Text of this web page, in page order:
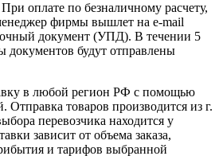
оплате по безналичному расчету,
фирмы вышлет на e-mail
документ (УПД). В течении 5
документов будут отправлены
в любой регион РФ с помощью
товаров производится из г.
перевозчика находится у
зависит от объема заказа,
и тарифов выбранной